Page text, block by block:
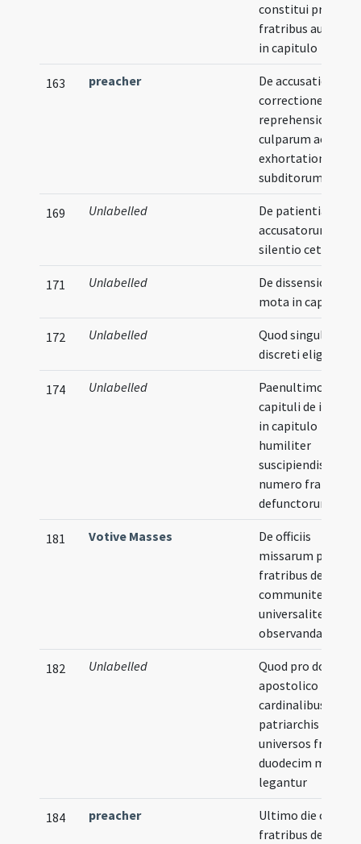
constitui pro
fratribus
in capitulo
163 preacher
De accusatione
correctione et
reprehensione
culparum ac
eхhortatione
subditorum
169 Unlabelled
De patientia
accusatorum et
silentio
171 Unlabelled
De dissensione
mota in capitulo
172 Unlabelled
Quod singulis
discreti eligantur
174 Unlabelled
Paenultimo die
capituli de
in capitulo
humiliter
suscipiendis et
numero fratrum
defunctorum
181 Votive Masses
De officiis
missarum pro
fratribus
communiter et
universaliter
observandarum
182 Unlabelled
Quod pro domino
apostolico
cardinalibus
patriarchis etc.
universos fratres
duodecim missae
legantur
184 preacher
Ultimo die capituli
fratribus de